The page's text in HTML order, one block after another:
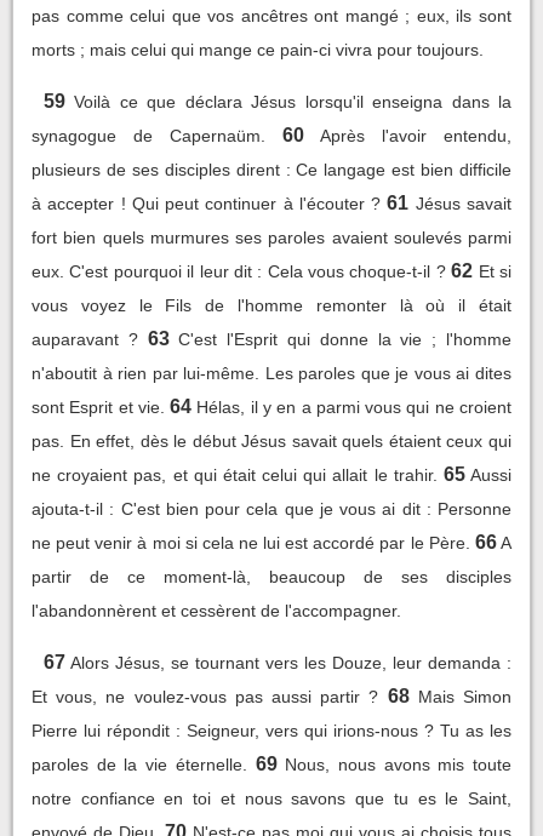
pas comme celui que vos ancêtres ont mangé ; eux, ils sont
morts ; mais celui qui mange ce pain-ci vivra pour toujours.
59 Voilà ce que déclara Jésus lorsqu'il enseigna dans la
synagogue de Capernaüm.
60
Après l'avoir entendu,
plusieurs de ses disciples dirent : Ce langage est bien difficile
à accepter ! Qui peut continuer à l'écouter ? 61 Jésus savait
fort bien quels murmures ses paroles avaient soulevés parmi
eux. C'est pourquoi il leur dit : Cela vous choque-t-il ? 62 Et si
vous voyez le Fils de l'homme remonter là où il était
auparavant ? 63 C'est l'Esprit qui donne la vie ; l'homme
n'aboutit à rien par lui-même. Les paroles que je vous ai dites
sont Esprit et vie. 64 Hélas, il y en a parmi vous qui ne croient
pas. En effet, dès le début Jésus savait quels étaient ceux qui
ne croyaient pas, et qui était celui qui allait le trahir. 65 Aussi
ajouta-t-il : C'est bien pour cela que je vous ai dit : Personne
ne peut venir à moi si cela ne lui est accordé par le Père. 66A
partir de ce moment-là, beaucoup de ses disciples
l'abandonnèrent et cessèrent de l'accompagner.
67 Alors Jésus, se tournant vers les Douze, leur demanda :
Et vous, ne voulez-vous pas aussi partir ? 68 Mais Simon
Pierre lui répondit : Seigneur, vers qui irions-nous ? Tu as les
paroles de la vie éternelle.
69 Nous, nous avons mis toute
notre confiance en toi et nous savons que tu es le Saint,
70